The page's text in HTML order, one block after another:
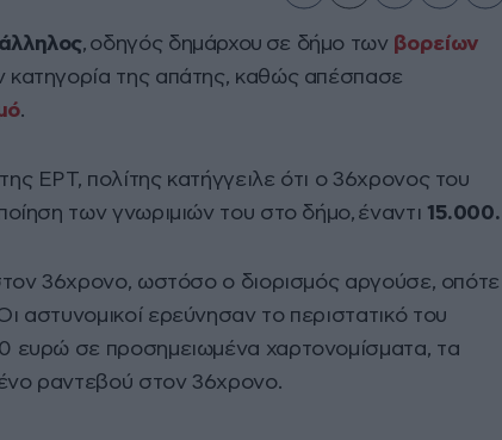
, οδηγός δημάρχου σε δήμο των βορείων
κατηγορία της απάτης, καθώς απέσπασε
.
ΕΡΤ, πολίτης κατήγγειλε ότι ο 36χρονος του
των γνωριμιών του στο δήμο, έναντι 15.000.
36χρονο, ωστόσο ο διορισμός αργούσε, οπότε
αστυνομικοί ερεύνησαν το περιστατικό του
ευρώ σε προσημειωμένα χαρτονομίσματα, τα
ραντεβού στον 36χρονο.